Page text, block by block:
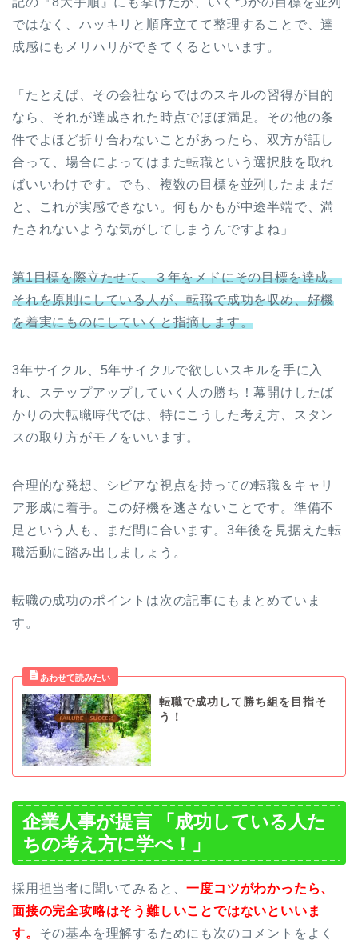
ではなく、ハッキリと順序立てて整理することで、達
成感にもメリハリができてくるといいます。
「たとえば、その会社ならではのスキルの習得が目的
なら、それが達成された時点でほぼ満足。その他の条
件でよほど折り合わないことがあったら、双方が話し
合って、場合によってはまた転職という選択肢を取れ
ばいいわけです。でも、複数の目標を並列したままだ
と、これが実感できない。何もかもが中途半端で、満
たされないような気がしてしまうんですよね」
第1目標を際立たせて、３年をメドにその目標を達成。
それを原則にしている人が、転職で成功を収め、好機
を着実にものにしていくと指摘します。
3年サイクル、5年サイクルで欲しいスキルを手に入
れ、ステップアップしていく人の勝ち！幕開けしたば
かりの大転職時代では、特にこうした考え方、スタン
スの取り方がモノをいいます。
合理的な発想、シビアな視点を持っての転職＆キャリ
ア形成に着手。この好機を逃さないことです。準備不
足という人も、まだ間に合います。3年後を見据えた転
職活動に踏み出しましょう。
転職の成功のポイントは次の記事にもまとめていま
す。
転職で成功して勝ち組を目指そ
う！
企業人事が提言 「成功している人た
ちの考え方に学べ！」
採用担当者に聞いてみると、一度コツがわかったら、
面接の完全攻略はそう難しいことではないといいま
す。 その基本を理解するためにも次のコメントをよく